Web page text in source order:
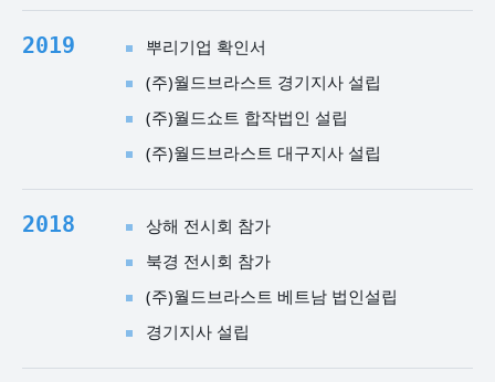
2019
뿌리기업 확인서
(주)월드브라스트 경기지사 설립
(주)월드쇼트 합작법인 설립
(주)월드브라스트 대구지사 설립
2018
상해 전시회 참가
북경 전시회 참가
(주)월드브라스트 베트남 법인설립
경기지사 설립